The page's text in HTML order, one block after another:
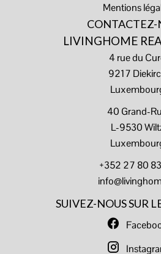
Mentions
CONTACTEZ-
LIVINGHOME
4 rue du
9217
40 Grand-
L-9530
+352 27 80
SUIVEZ-NOUS SUR